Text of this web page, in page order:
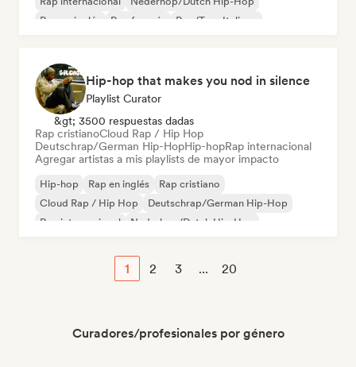
Rap en inglés
Rap francés Rap/Trap Italiano
Hip-hop that makes you nod in silence
Playlist Curator
&gt; 3500 respuestas dadas
Rap cristianoCloud Rap / Hip Hop
Deutschrap/German Hip-HopHip-hopRap internacional
Agregar artistas a mis playlists de mayor impacto
Hip-hop Rap en inglés
Rap cristiano
Cloud Rap / Hip Hop
Deutschrap/German Hip-Hop
Rap internacional
Nederhop/Dutch Hip-Hop
1 2 3 ... 20
Curadores/profesionales por género